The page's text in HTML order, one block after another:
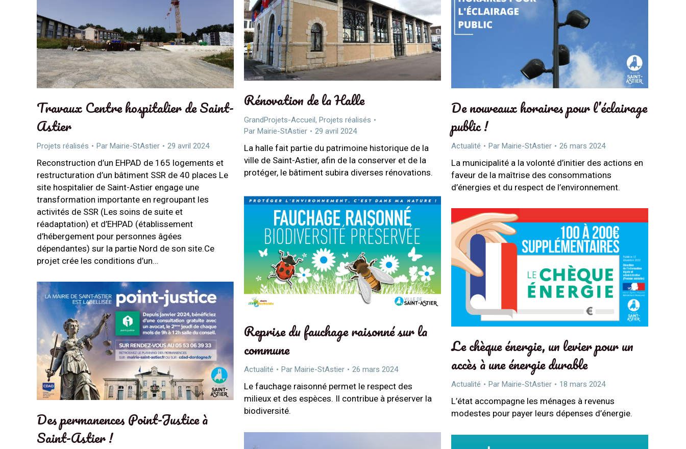
Travaux Centre hospitalier de Saint-
Astier
Projets réalisés Par Mairie-StAstier 29 avril 2024
Reconstruction d’un EHPAD de 165 logements et
restructuration d’un bâtiment SSR de 40 places Le
site hospitalier de Saint-Astier engage une
transformation importante en regroupant les
activités de SSR (Les soins de suite et
réadaptation) et d’EHPAD (établissement
d’hébergement pour personnes âgées
dépendantes) sur la partie Nord de son site.Ce
projet crée les conditions d’un…
Rénovation de la Halle
GrandProjets-Accueil, Projets réalisés
Par Mairie-StAstier 29 avril 2024
La halle fait partie du patrimoine historique de la
ville de Saint-Astier, afin de la conserver et de la
protéger, le bâtiment subira diverses rénovations.
De nouveaux horaires pour l’éclairage
public !
Actualité Par Mairie-StAstier 26 mars 2024
La municipalité a la volonté d’initier des actions en
faveur de la maîtrise des consommations
d’énergies et du respect de l’environnement.
Reprise du fauchage raisonné sur la
commune
Actualité Par Mairie-StAstier 26 mars 2024
Le fauchage raisonné permet le respect des
milieux et des espèces. Il contribue à préserver la
biodiversité.
Le chèque énergie, un levier pour un
accès à une énergie durable
Actualité Par Mairie-StAstier 18 mars 2024
L’état accompagne les ménages à revenus
modestes pour payer leurs dépenses d’énergie.
Des permanences Point-Justice à
Saint-Astier !